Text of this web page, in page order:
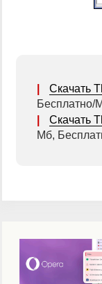
Скачать
Бесплатно/
Скачать
Мб,